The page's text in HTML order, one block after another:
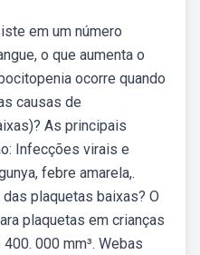
em um número
o que aumenta o
ocorre quando
causas de
As principais
Infecções virais e
febre amarela,.
plaquetas baixas? O
plaquetas em crianças
000 mm³. Webas